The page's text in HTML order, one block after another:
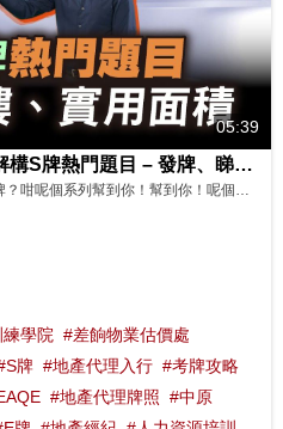
05:39
【#S牌備試加油班】EP1 解構S牌熱門題目 – 發牌、睇樓、實用面積
你係咪準備緊考S牌，甚至即將考S牌？咁呢個系列幫到你！幫到你！呢個系列會同你解構一啲經常出現嘅考試題目，一條一條同你拆解！一齊睇下發牌/睇樓同實用面積嘅題目啦 ! 想了解更多？立即上中原訓練學院: http://www.cti-edu.com 熱線:35963748
學院 #差餉物業估價處
牌 #地產代理入行 #考牌攻略
#地產代理牌照 #中原